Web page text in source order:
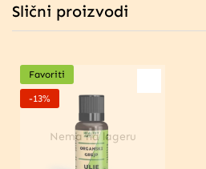
Slični proizvodi
Nema na lageru
-13%
Favoriti